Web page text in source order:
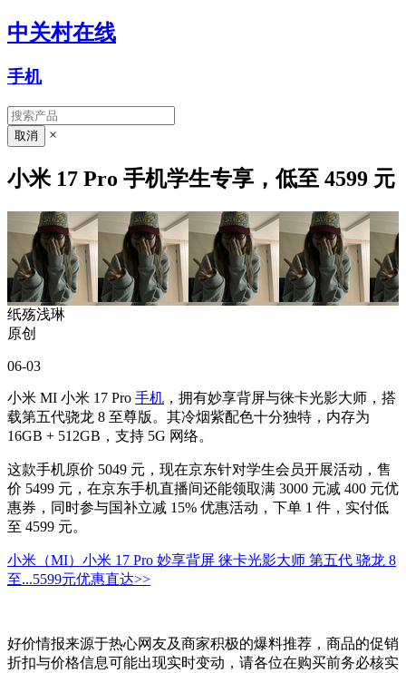
中关村在线
手机
×
小米 17 Pro 手机学生专享，低至 4599 元
纸殇浅琳
原创
06-03
小米 MI 小米 17 Pro 手机 ，拥有妙享背屏与徕卡光影大师，搭
载第五代骁龙 8 至尊版。其冷烟紫配色十分独特，内存为
16GB + 512GB，支持 5G 网络。
这款手机原价 5049 元，现在京东针对学生会员开展活动，售
价 5499 元，在京东手机直播间还能领取满 3000 元减 400 元优
惠券，同时参与国补立减 15% 优惠活动，下单 1 件，实付低
至 4599 元。
小米（MI）小米 17 Pro 妙享背屏 徕卡光影大师 第五代 骁龙 8
至...5599元优惠直达>>
好价情报来源于热心网友及商家积极的爆料推荐，商品的促销
折扣与价格信息可能出现实时变动，请各位在购买前务必核实